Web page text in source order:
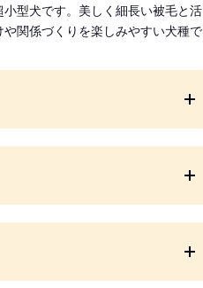
型犬です。美しく細長い被毛と活
関係づくりを楽しみやすい犬種で